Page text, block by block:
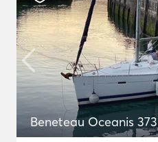
Beneteau Oceanis 373